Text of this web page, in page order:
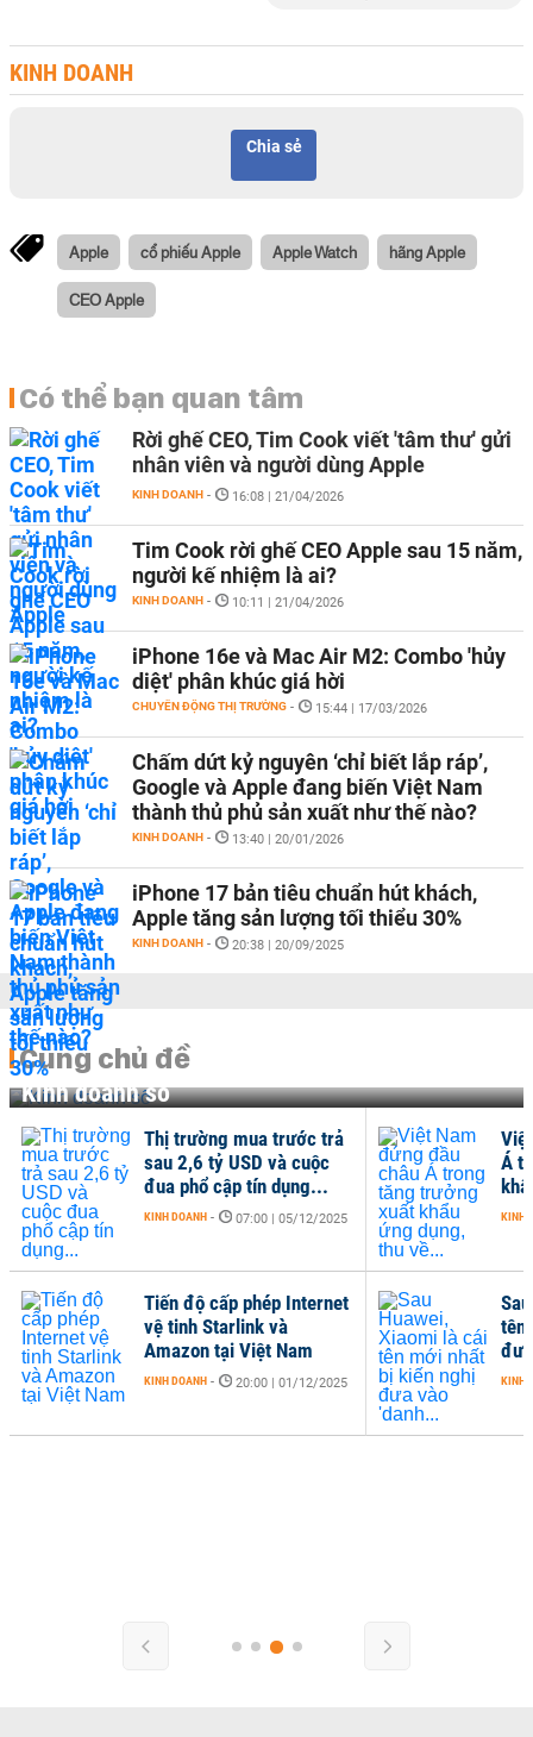
KINH DOANH
Chia sẻ
Apple cổ phiếu Apple Apple Watch hãng Apple
CEO Apple
Có thể bạn quan tâm
Rời ghế CEO, Tim Cook viết 'tâm thư' gửi
nhân viên và người dùng Apple
KINH DOANH - 16:08 | 21/04/2026
Tim Cook rời ghế CEO Apple sau 15 năm,
người kế nhiệm là ai?
KINH DOANH - 10:11 | 21/04/2026
iPhone 16e và Mac Air M2: Combo 'hủy
diệt' phân khúc giá hời
CHUYỂN ĐỘNG THỊ TRƯỜNG - 15:44 | 17/03/2026
Chấm dứt kỷ nguyên ‘chỉ biết lắp ráp’,
Google và Apple đang biến Việt Nam
thành thủ phủ sản xuất như thế nào?
KINH DOANH - 13:40 | 20/01/2026
iPhone 17 bản tiêu chuẩn hút khách,
Apple tăng sản lượng tối thiểu 30%
KINH DOANH - 20:38 | 20/09/2025
Cùng chủ đề
Kinh doanh số
tên
KINH
Thị trường mua trước trả
sau 2,6 tỷ USD và cuộc
đua phổ cập tín dụng...
KINH DOANH - 07:00 | 05/12/2025
Tiến độ cấp phép Internet
vệ tinh Starlink và
Amazon tại Việt Nam
KINH DOANH - 20:00 | 01/12/2025
Á
KINH